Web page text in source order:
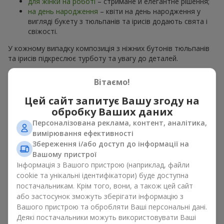
на день народження – квіти на день народження у
вигляді букету з тюльпанів та ірисів додають свята і
свіжості.
У кожному випадку композиція з ніжних бутонів тюльпанів
та ірисів підкреслює турботу та увагу до деталей.
Психологія кольорів у букетах
з тюльпанів та ірисів
Кольори у весняній флористиці мають велике значення.
Блакитно-жовті відтінки в композиції символізують надію,
спокій і життєву енергію. Це класичне поєднання
контрастних кольорів убукетіз тюльпанів та ірисів
виглядає свіжо і водночас елегантно. Жовті тюльпани
дарують відчуття радості, асині та фіолетові іриси– спокій і
стабільність. Такий букет з тюльпанів та ірисів створює
яскравий весняний настрій і заряджає позитивом.
Варіанти оформлення букетів з
Вітаємо!
Цей сайт запитує Вашу згоду на
обробку Ваших даних
Персоналізована реклама, контент, аналітика,
вимірювання ефективності
Збереження і/або доступ до інформації на
Вашому пристрої
Інформація з Вашого пристрою (наприклад, файли
cookie та унікальні ідентифікатори) буде доступна
постачальникам. Крім того, вони, а також цей сайт
або застосунок зможуть зберігати інформацію з
Вашого пристрою та обробляти Ваші персональні дані.
Деякі постачальники можуть використовувати Ваші